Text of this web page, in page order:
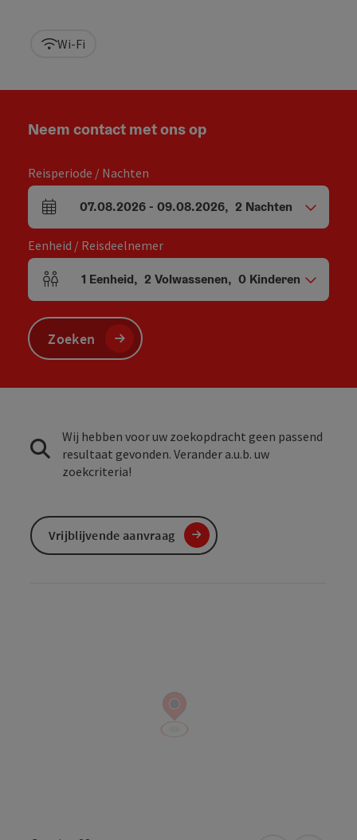
Wi-Fi
Neem contact met ons op
Reisperiode / Nachten
Velden voor aankomst en vertrek
07.08.2026- 09.08.2026, 2 Nachten
Eenheid / Reisdeelnemer
Aantal eenheden en persoonsvelden
1 Eenheid, 2 Volwassenen, 0 Kinderen
Zoeken
Wij hebben voor uw zoekopdracht geen passend
resultaat gevonden. Verander a.u.b. uw
zoekcriteria!
Vrijblijvende aanvraag